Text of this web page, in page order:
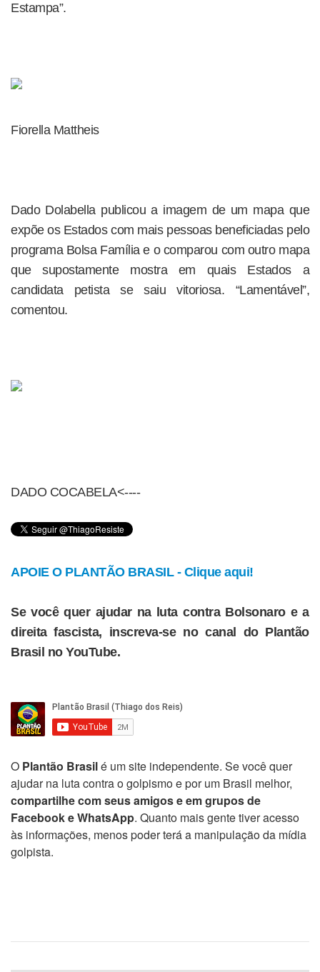
Estampa”.
Fiorella Mattheis
Dado Dolabella publicou a imagem de um mapa que
expõe os Estados com mais pessoas beneficiadas pelo
programa Bolsa Família e o comparou com outro mapa
que supostamente mostra em quais Estados a
candidata petista se saiu vitoriosa. “Lamentável”,
comentou.
DADO COCABELA<----
APOIE O PLANTÃO BRASIL - Clique aqui!
Se você quer ajudar na luta contra Bolsonaro e a
direita fascista, inscreva-se no canal do Plantão
Brasil no YouTube.
O Plantão Brasilé um site independente. Se você quer
ajudar na luta contra o golpismo e por um Brasil melhor,
compartilhe com seus amigos e em grupos de
Facebook e WhatsApp. Quanto mais gente tiver acesso
às informações, menos poder terá a manipulação da mídia
golpista.